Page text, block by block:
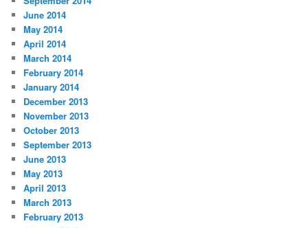
June 2014
May 2014
April 2014
March 2014
February 2014
January 2014
December 2013
November 2013
October 2013
September 2013
June 2013
May 2013
April 2013
March 2013
February 2013